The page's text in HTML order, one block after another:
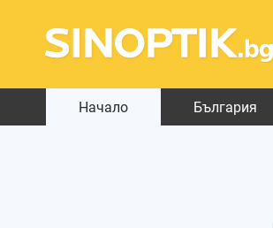
Начало България